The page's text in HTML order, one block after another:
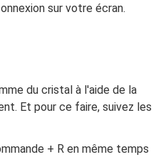
sur votre écran.
du cristal à l'aide de la
Et pour ce faire, suivez les
+ R en même temps